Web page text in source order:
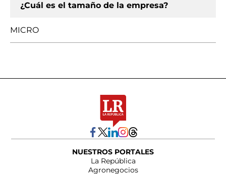
¿Cuál es el tamaño de la empresa?
MICRO
NUESTROS PORTALES
La República
Agronegocios